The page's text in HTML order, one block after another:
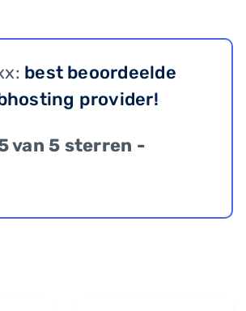
best beoordeelde
provider!
van 5 sterren -